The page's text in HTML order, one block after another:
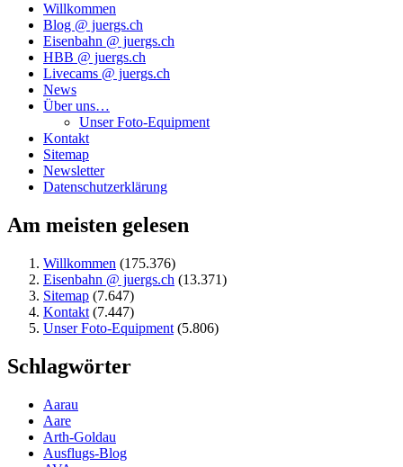
Willkommen
Blog @ juergs.ch
Eisenbahn @ juergs.ch
HBB @ juergs.ch
Livecams @ juergs.ch
News
Über uns…
Unser Foto-Equipment
Kontakt
Sitemap
Newsletter
Datenschutzerklärung
Am meisten gelesen
Willkommen (175.376)
Eisenbahn @ juergs.ch (13.371)
Sitemap (7.647)
Kontakt (7.447)
Unser Foto-Equipment (5.806)
Schlagwörter
Aarau
Aare
Arth-Goldau
Ausflugs-Blog